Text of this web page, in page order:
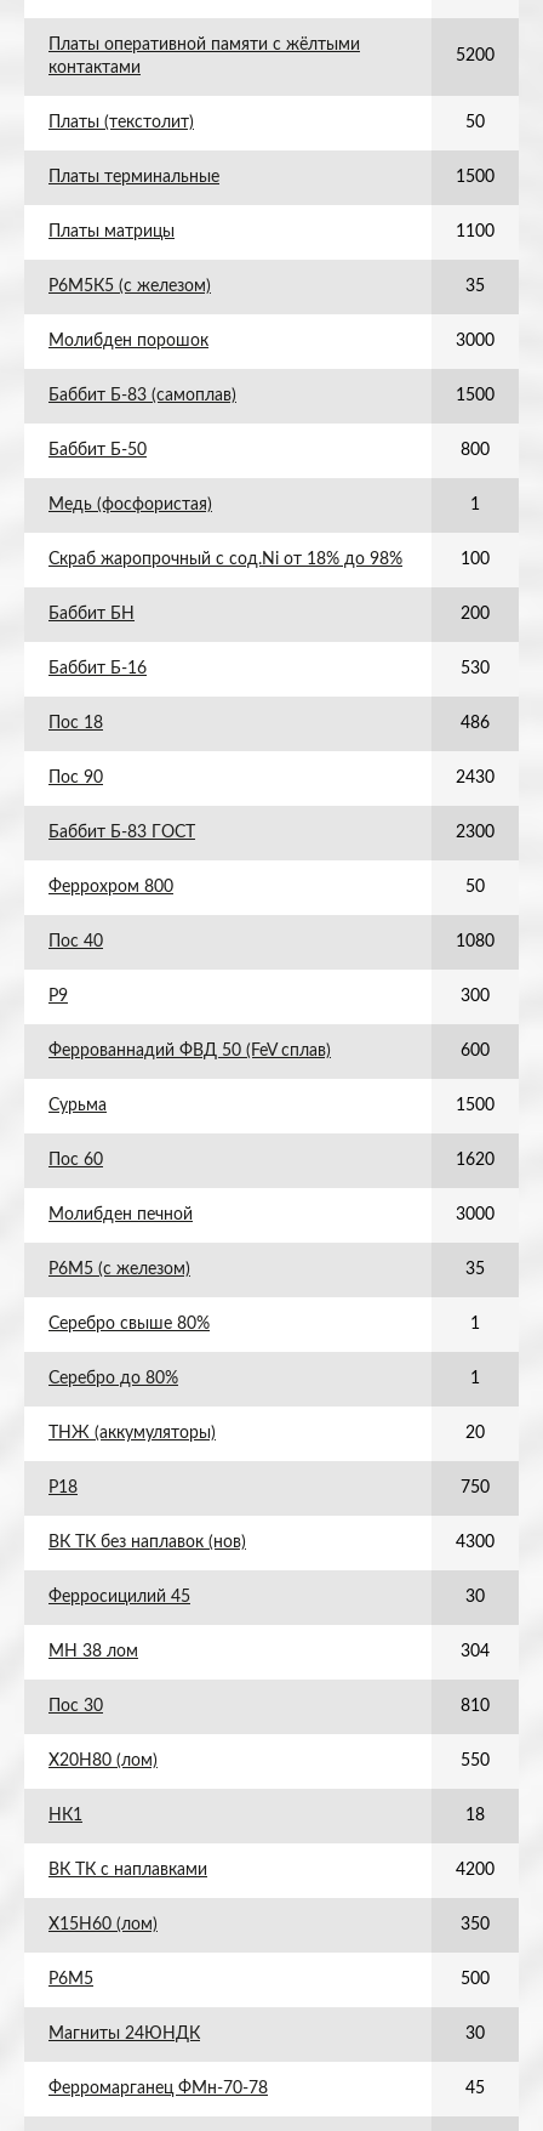
Платы оперативной памяти с жёлтыми
контактами
5200
Платы (текстолит) 50
Платы терминальные 1500
Платы матрицы 1100
Р6М5К5 (с железом) 35
Молибден порошок 3000
Баббит Б-83 (самоплав) 1500
Баббит Б-50 800
Медь (фосфористая) 1
Скраб жаропрочный с сод.Ni от 18% до 98% 100
Баббит БН 200
Баббит Б-16 530
Пос 18 486
Пос 90 2430
Баббит Б-83 ГОСТ 2300
Феррохром 800 50
Пос 40 1080
Р9 300
Феррованнадий ФВД 50 (FeV сплав) 600
Сурьма 1500
Пос 60 1620
Молибден печной 3000
Р6М5 (с железом) 35
Серебро свыше 80% 1
Серебро до 80% 1
ТНЖ (аккумуляторы) 20
Р18 750
ВК ТК без наплавок (нов) 4300
Ферросицилий 45 30
МН 38 лом 304
Пос 30 810
Х20Н80 (лом) 550
НК1 18
ВК ТК с наплавками 4200
Х15Н60 (лом) 350
Р6М5 500
Магниты 24ЮНДК 30
Ферромарганец ФМн-70-78 45